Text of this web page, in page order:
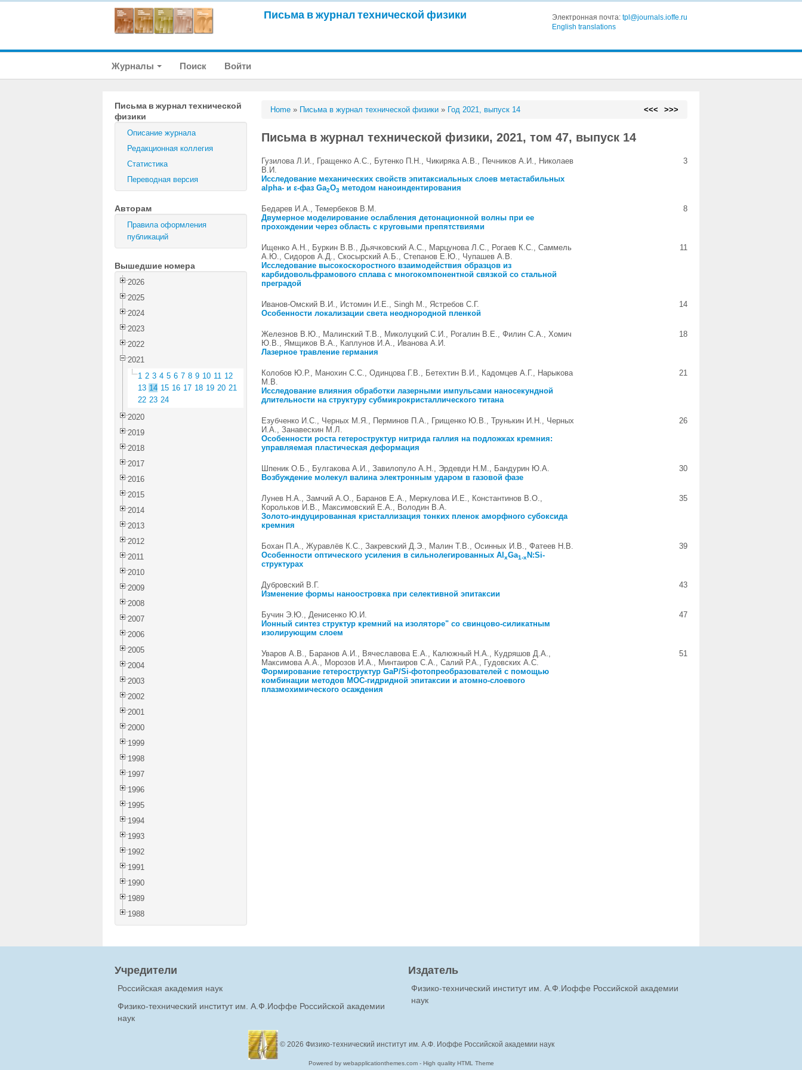
Письма в журнал технической физики Электронная почта: tpl@journals.ioffe.ru
English translations
Журналы Поиск Войти
Письма в журнал технической
физики
Описание журнала
Редакционная коллегия
Статистика
Переводная версия
Авторам
Правила оформления
публикаций
Вышедшие номера
2026
2025
2024
2023
2022
2021
1 2 3 4 5 6 7 8 9 10 11 12
13 14 15 16 17 18 19 20 21
22 23 24
2020
2019
2018
2017
2016
2015
2014
2013
2012
2011
2010
2009
2008
2007
2006
2005
2004
2003
2002
2001
2000
1999
1998
1997
1996
1995
1994
1993
1992
1991
1990
1989
1988
Home » Письма в журнал технической физики » Год 2021, выпуск 14 <<< >>>
Письма в журнал технической физики, 2021, том 47, выпуск 14
Гузилова Л.И., Гращенко А.С., Бутенко П.Н., Чикиряка А.В., Печников А.И., Николаев
В.И.
Исследование механических свойств эпитаксиальных слоев метастабильных
alpha- и ε-фаз Ga2O3 методом наноиндентирования
3
Бедарев И.А., Темербеков В.М.
Двумерное моделирование ослабления детонационной волны при ее
прохождении через область с круговыми препятствиями
8
Ищенко А.Н., Буркин В.В., Дьячковский А.С., Марцунова Л.С., Рогаев К.С., Саммель
А.Ю., Сидоров А.Д., Скосырский А.Б., Степанов Е.Ю., Чупашев А.В.
Исследование высокоскоростного взаимодействия образцов из
карбидовольфрамового сплава с многокомпонентной связкой со стальной
преградой
11
Иванов-Омский В.И., Истомин И.Е., Singh M., Ястребов С.Г.
Особенности локализации света неоднородной пленкой
14
Железнов В.Ю., Малинский Т.В., Миколуцкий С.И., Рогалин В.Е., Филин С.А., Хомич
Ю.В., Ямщиков В.А., Каплунов И.А., Иванова А.И.
Лазерное травление германия
18
Колобов Ю.Р., Манохин С.С., Одинцова Г.В., Бетехтин В.И., Кадомцев А.Г., Нарыкова
М.В.
Исследование влияния обработки лазерными импульсами наносекундной
длительности на структуру субмикрокристаллического титана
21
Езубченко И.С., Черных М.Я., Перминов П.А., Грищенко Ю.В., Трунькин И.Н., Черных
И.А., Занавескин М.Л.
Особенности роста гетероструктур нитрида галлия на подложках кремния:
управляемая пластическая деформация
26
Шпеник О.Б., Булгакова А.И., Завилопуло А.Н., Эрдевди Н.М., Бандурин Ю.А.
Возбуждение молекул валина электронным ударом в газовой фазе
30
Лунев Н.А., Замчий А.О., Баранов Е.А., Меркулова И.Е., Константинов В.О.,
Корольков И.В., Максимовский Е.А., Володин В.А.
Золото-индуцированная кристаллизация тонких пленок аморфного субоксида
кремния
35
Бохан П.А., Журавлёв К.С., Закревский Д.Э., Малин Т.В., Осинных И.В., Фатеев Н.В.
Особенности оптического усиления в сильнолегированных AlxGa1-xN:Si-
структурах
39
Дубровский В.Г.
Изменение формы наноостровка при селективной эпитаксии
43
Бучин Э.Ю., Денисенко Ю.И.
Ионный синтез структур кремний на изоляторе" со свинцово-силикатным
изолирующим слоем
47
Уваров А.В., Баранов А.И., Вячеславова Е.А., Калюжный Н.А., Кудряшов Д.А.,
Максимова А.А., Морозов И.А., Минтаиров С.А., Салий Р.А., Гудовских А.С.
Формирование гетероструктур GaP/Si-фотопреобразователей с помощью
комбинации методов МОС-гидридной эпитаксии и атомно-слоевого
плазмохимического осаждения
51
Учредители
Российская академия наук
Физико-технический институт им. А.Ф.Иоффе Российской академии
наук
Издатель
Физико-технический институт им. А.Ф.Иоффе Российской академии
наук
© 2026 Физико-технический институт им. А.Ф. Иоффе Российской академии наук
Powered by webapplicationthemes.com - High quality HTML Theme